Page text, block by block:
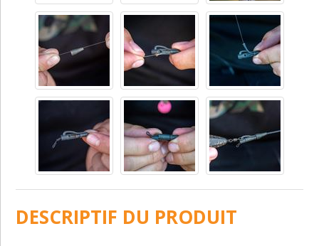
DESCRIPTIF DU PRODUIT